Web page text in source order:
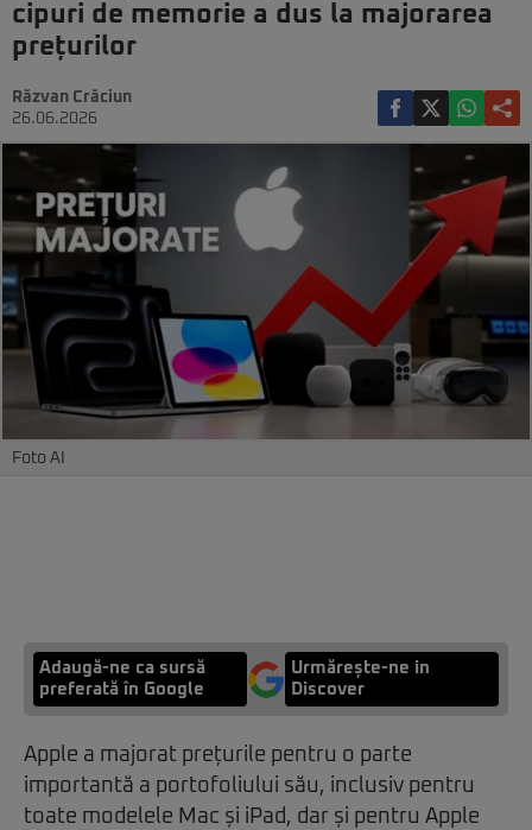
cipuri de memorie a dus la majorarea
prețurilor
Răzvan Crăciun
26.06.2026
Foto AI
Adaugă-ne ca sursă
preferată în Google
Urmărește-ne in
Discover
Apple a majorat prețurile pentru o parte
importantă a portofoliului său, inclusiv pentru
toate modelele Mac și iPad, dar și pentru Apple